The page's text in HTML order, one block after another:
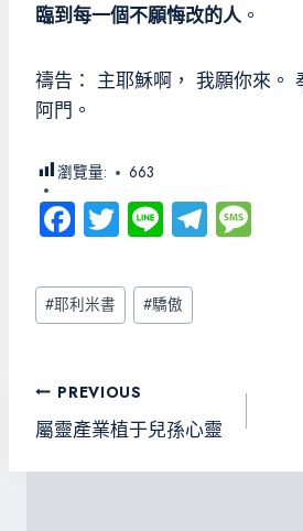
臨到每一個不願悔改的人。
禱告： 主耶穌啊， 我願你來。
阿門。
瀏覽量: 663
Fa
ce
b
o
T
wi
tt
er
Li
ne
Te
le
Post
Tags:
#耶利米書 #驕傲
文
章
導
PREVIOUS
屬靈產業植于兒孫心靈